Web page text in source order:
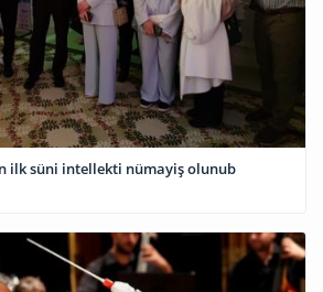
ilk süni intellekti nümayiş olunub